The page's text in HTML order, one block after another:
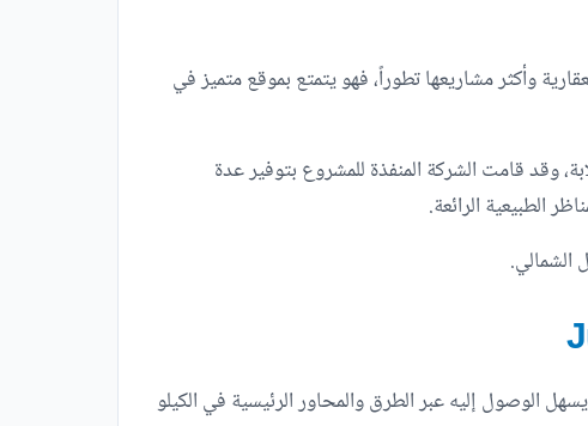
وأكثر مشاريعها تطوراً، فهو يتمتع بموقع متميز في
وقد قامت الشركة المنفذة للمشروع بتوفير عدة
الطبيعية الرائعة.
الوصول إليه عبر الطرق والمحاور الرئيسية في الكيلو